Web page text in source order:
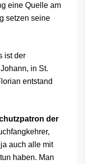
eine Quelle am
setzen seine
ist der
in St.
entstand
der
auch alle mit
haben. Man